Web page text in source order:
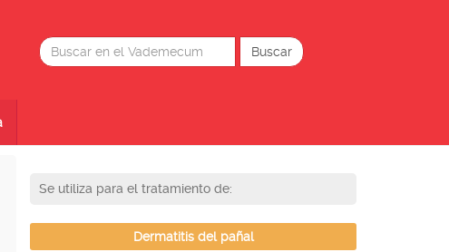
Se utiliza para el tratamiento de:
Dermatitis del pañal